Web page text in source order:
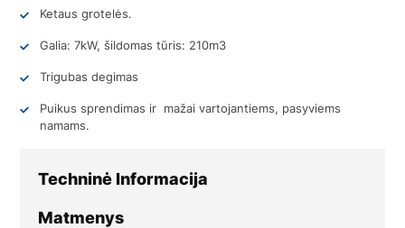
Ketaus grotelės.
Galia: 7kW, šildomas tūris: 210m3
Trigubas degimas
Puikus sprendimas ir mažai vartojantiems, pasyviems
namams.
Techninė Informacija
Matmenys